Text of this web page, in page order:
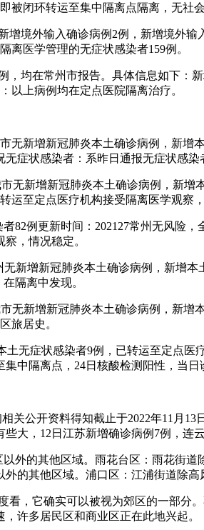
被闭环转运至集中隔离点隔离，无社会
增境外输入确诊病例2例，新增境外
离医学管理的无症状感染者159例。
，均在常州市报告。具体信息如下
以上病例均在定点医院隔离治疗。
无新增新冠肺炎本土确诊病例，新
症状感染者：系昨日通报无症状感染
无新增新冠肺炎本土确诊病例，新
运至定点医疗机构接受隔离医学观察，
82例更新时间：202127常州无风险
，情况稳定。
无新增新冠肺炎本土确诊病例，新增
隔离中发现。
无新增新冠肺炎本土确诊病例，新
旅居史。
土无症状感染者9例，已转运至定点
中隔离点，24日核酸检测阳性，当日
关公开资料得知截止于2022年11月
大，12日江苏新增确诊病例7例，连
外的其他区域。雨花台区：雨花街
的其他区域。浦口区：江浦街道除高
看，它确实可以被视为郊区的一部
许多居民区和商业区正在此地兴起。